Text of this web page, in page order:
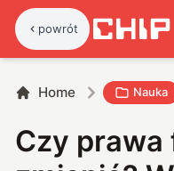
powrót
Home Nauka
Czy prawa